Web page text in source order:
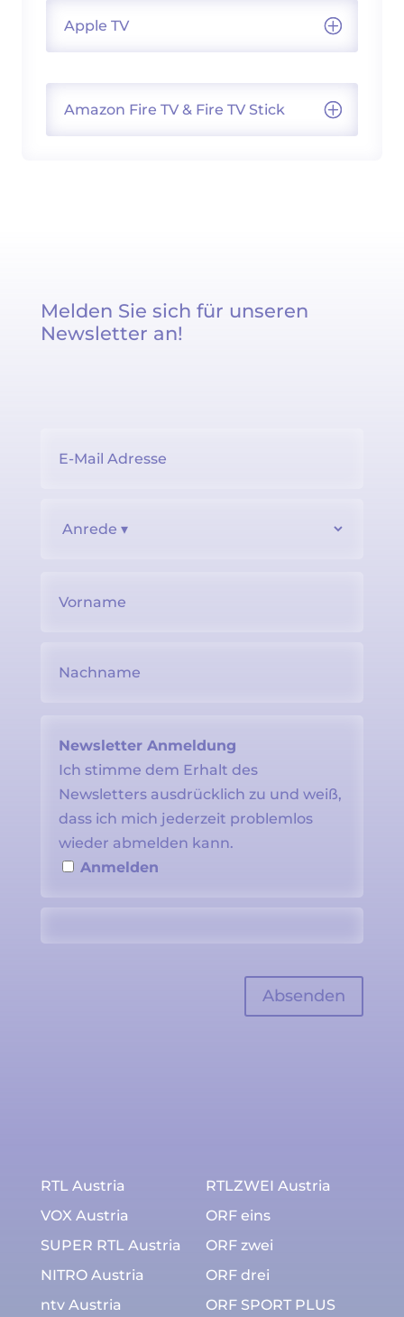
Apple TV
Amazon Fire TV & Fire TV Stick
Melden Sie sich für unseren
Newsletter an!
Newsletter Anmeldung
Ich stimme dem Erhalt des
Newsletters ausdrücklich zu und weiß,
dass ich mich jederzeit problemlos
wieder abmelden kann.
Anmelden
RTL Austria
VOX Austria
SUPER RTL Austria
NITRO Austria
ntv Austria
RTLZWEI Austria
ORF eins
ORF zwei
ORF drei
ORF SPORT PLUS